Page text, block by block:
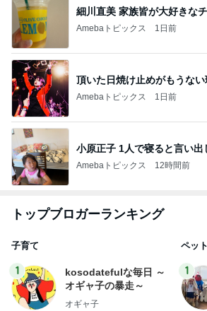
細川直美 家族皆が大好きな
Amebaトピックス 1日前
頂いた日焼け止めがもうない
Amebaトピックス 1日前
小原正子 1人で寝ると言い出
Amebaトピックス 12時間前
トップブロガーランキング
子育て
1
kosodatefulな毎日 ～
オギャ子の暴走～
オギャ子
ペット
1